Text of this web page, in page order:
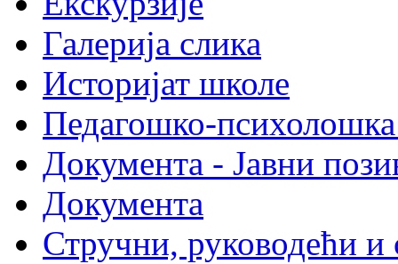
Галерија слика
Историјат школе
Педагошко-психолошка
Документа - Јавни
Документа
Стручни, руководећи и